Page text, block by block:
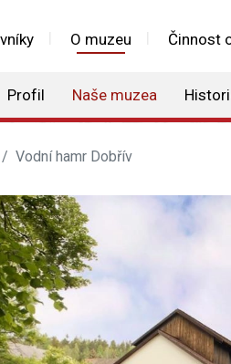
O muzeu Činnost
Profil Naše muzea
Vodní hamr Dobřív